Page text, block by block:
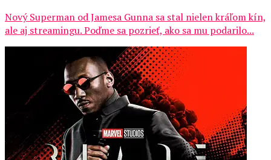
Nový Superman od Jamesa Gunna sa stal nielen kráľom kín,
ale aj streamingu. Poďme sa pozrieť, ako sa mu podarilo...